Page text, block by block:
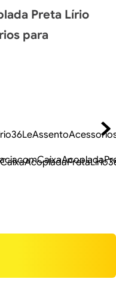
Preta Lírio
para